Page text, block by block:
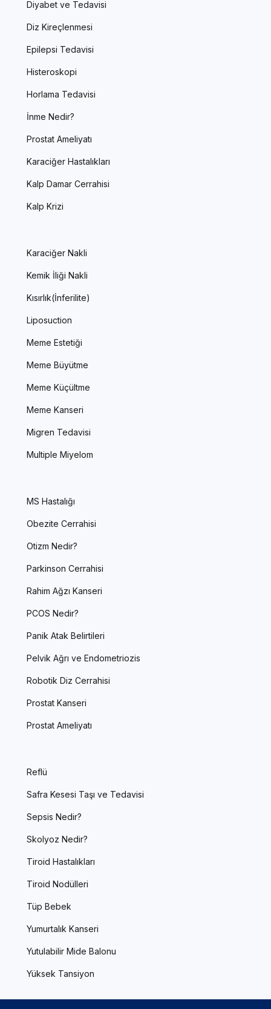
Diyabet ve Tedavisi
Diz Kireçlenmesi
Epilepsi Tedavisi
Histeroskopi
Horlama Tedavisi
İnme Nedir?
Prostat Ameliyatı
Karaciğer Hastalıkları
Kalp Damar Cerrahisi
Kalp Krizi
Karaciğer Nakli
Kemik İliği Nakli
Kısırlık(İnferilite)
Liposuction
Meme Estetiği
Meme Büyütme
Meme Küçültme
Meme Kanseri
Migren Tedavisi
Multiple Miyelom
MS Hastalığı
Obezite Cerrahisi
Otizm Nedir?
Parkinson Cerrahisi
Rahim Ağzı Kanseri
PCOS Nedir?
Panik Atak Belirtileri
Pelvik Ağrı ve Endometriozis
Robotik Diz Cerrahisi
Prostat Kanseri
Prostat Ameliyatı
Reflü
Safra Kesesi Taşı ve Tedavisi
Sepsis Nedir?
Skolyoz Nedir?
Tiroid Hastalıkları
Tiroid Nodülleri
Tüp Bebek
Yumurtalık Kanseri
Yutulabilir Mide Balonu
Yüksek Tansiyon